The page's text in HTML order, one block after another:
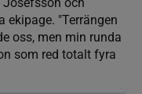
ekipage. "Terrängen
oss, men min runda
som red totalt fyra